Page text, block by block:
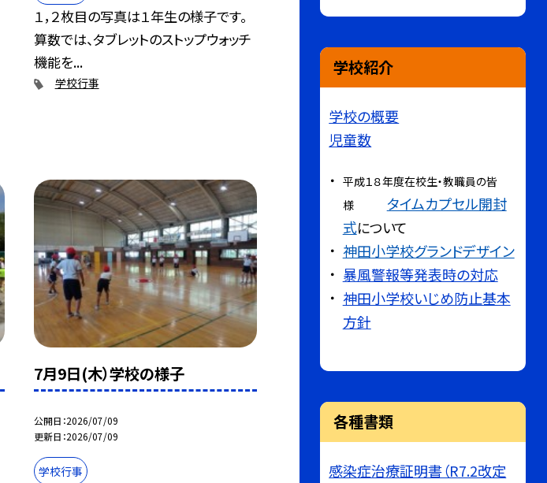
１，２枚目の写真は１年生の様子です。
算数では、タブレットのストップウォッチ
機能を...
学校行事
7月9日(木）学校の様子
公開日 2026/07/09
更新日 2026/07/09
学校行事
学校紹介
学校の概要
児童数
平成１８年度在校生・教職員の皆
様 タイムカプセル開封
式について
神田小学校グランドデザイン
暴風警報等発表時の対応
神田小学校いじめ防止基本
方針
各種書類
感染症治療証明書（R7.2改定